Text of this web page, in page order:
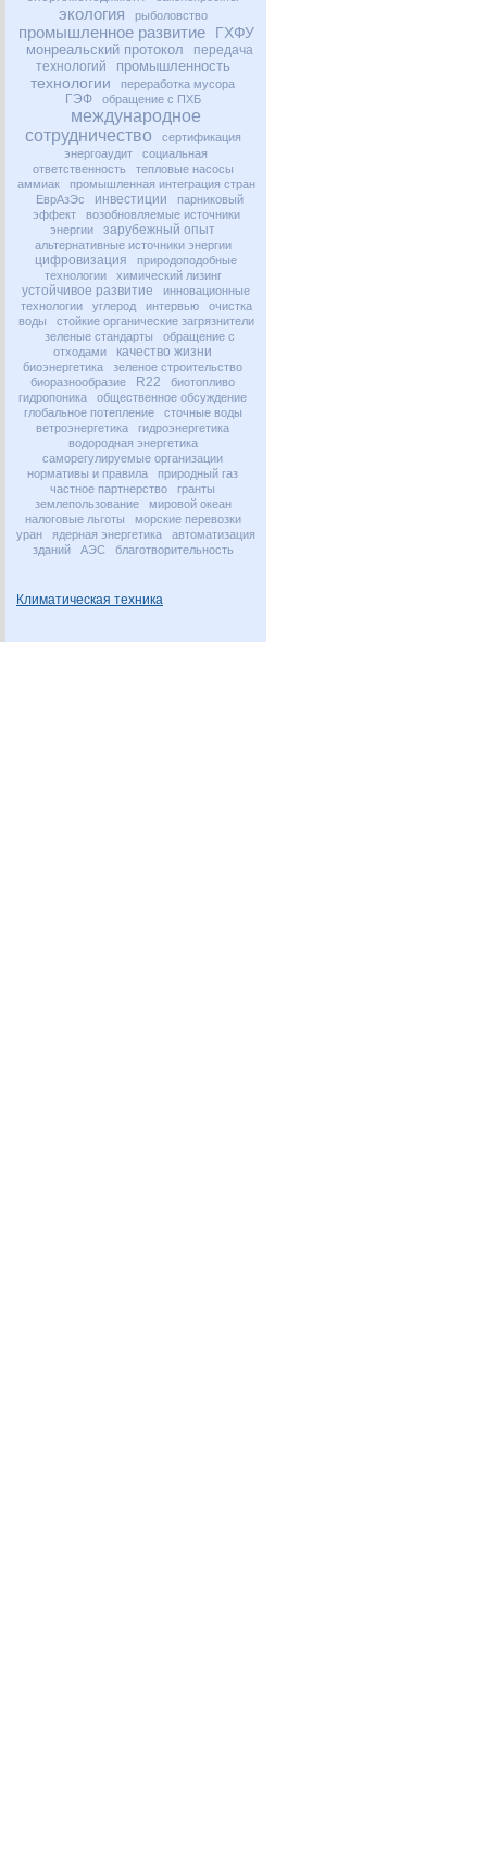
экология рыболовство
промышленное развитие ГХФУ
монреальский протокол
передача
технологий
промышленность
технологии переработка мусора
ГЭФ обращение с ПХБ
международное
сотрудничество
сертификация
энергоаудит
социальная
ответственность
тепловые насосы
аммиак
промышленная интеграция стран
ЕврАзЭс
инвестиции
парниковый
эффект
возобновляемые источники
энергии
зарубежный опыт
альтернативные источники энергии
цифровизация
природоподобные
технологии
химический лизинг
устойчивое развитие
инновационные
технологии
углерод интервью
очистка
воды
стойкие органические загрязнители
зеленые стандарты
обращение с
отходами
качество жизни
биоэнергетика
зеленое строительство
биоразнообразие
R22
биотопливо
гидропоника
общественное обсуждение
глобальное потепление
сточные воды
ветроэнергетика
гидроэнергетика
водородная энергетика
саморегулируемые организации
нормативы и правила
природный газ
частное партнерство
гранты
землепользование
мировой океан
налоговые льготы
морские перевозки
уран
ядерная энергетика
автоматизация
зданий
АЭС благотворительность
Климатическая техника